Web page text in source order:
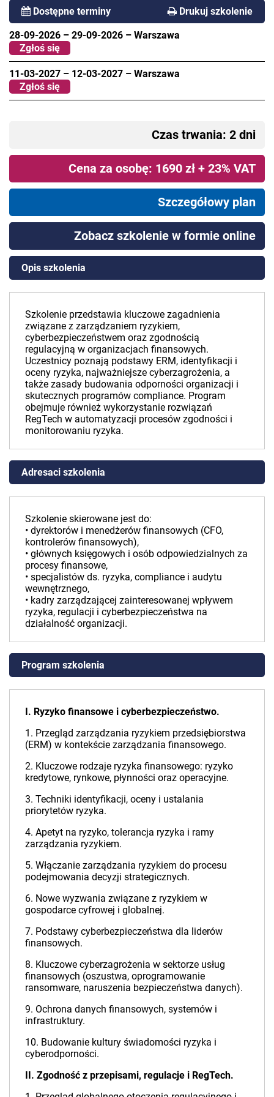
Dostępne terminy Drukuj szkolenie
28-09-2026 – 29-09-2026 – Warszawa
Zgłoś się
11-03-2027 – 12-03-2027 – Warszawa
Zgłoś się
Czas trwania: 2 dni
Cena za osobę: 1690 zł + 23% VAT
Szczegółowy plan
Zobacz szkolenie w formie online
Opis szkolenia
Szkolenie przedstawia kluczowe zagadnienia
związane z zarządzaniem ryzykiem,
cyberbezpieczeństwem oraz zgodnością
regulacyjną w organizacjach finansowych.
Uczestnicy poznają podstawy ERM, identyfikacji i
oceny ryzyka, najważniejsze cyberzagrożenia, a
także zasady budowania odporności organizacji i
skutecznych programów compliance. Program
obejmuje również wykorzystanie rozwiązań
RegTech w automatyzacji procesów zgodności i
monitorowaniu ryzyka.
Adresaci szkolenia
Szkolenie skierowane jest do:
• dyrektorów i menedżerów finansowych (CFO,
kontrolerów finansowych),
• głównych księgowych i osób odpowiedzialnych za
procesy finansowe,
• specjalistów ds. ryzyka, compliance i audytu
wewnętrznego,
• kadry zarządzającej zainteresowanej wpływem
ryzyka, regulacji i cyberbezpieczeństwa na
działalność organizacji.
Program szkolenia
I. Ryzyko finansowe i cyberbezpieczeństwo.
1. Przegląd zarządzania ryzykiem przedsiębiorstwa
(ERM) w kontekście zarządzania finansowego.
2. Kluczowe rodzaje ryzyka finansowego: ryzyko
kredytowe, rynkowe, płynności oraz operacyjne.
3. Techniki identyfikacji, oceny i ustalania
priorytetów ryzyka.
4. Apetyt na ryzyko, tolerancja ryzyka i ramy
zarządzania ryzykiem.
5. Włączanie zarządzania ryzykiem do procesu
podejmowania decyzji strategicznych.
6. Nowe wyzwania związane z ryzykiem w
gospodarce cyfrowej i globalnej.
7. Podstawy cyberbezpieczeństwa dla liderów
finansowych.
8. Kluczowe cyberzagrożenia w sektorze usług
finansowych (oszustwa, oprogramowanie
ransomware, naruszenia bezpieczeństwa danych).
9. Ochrona danych finansowych, systemów i
infrastruktury.
10. Budowanie kultury świadomości ryzyka i
cyberodporności.
II. Zgodność z przepisami, regulacje i RegTech.